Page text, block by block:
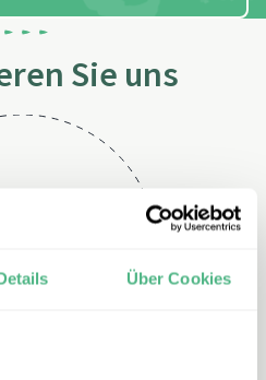
Über Cookies
Sie uns
3880 113